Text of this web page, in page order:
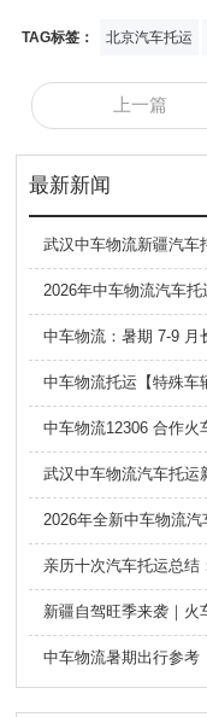
TAG标签： 北京汽车托运
上一篇
最新新闻
武汉中车物流新疆汽车
2026年中车物流汽车
中车物流托运【特殊车
武汉中车物流汽车托运
2026年全新中车物流
新疆自驾旺季来袭｜火
中车物流暑期出行参考